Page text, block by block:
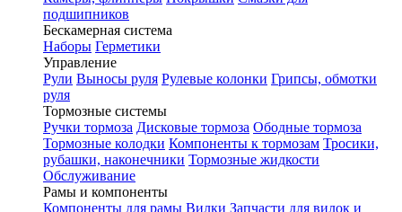
подшипников
Бескамерная система
Наборы Герметики
Управление
Рули Выносы руля Рулевые колонки Грипсы, обмотки
руля
Тормозные системы
Ручки тормоза Дисковые тормоза Ободные тормоза
Тормозные колодки Компоненты к тормозам Тросики,
рубашки, наконечники Тормозные жидкости
Обслуживание
Рамы и компоненты
Компоненты для рамы Вилки Запчасти для вилок и